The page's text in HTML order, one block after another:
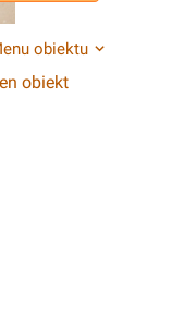
obiektu
obiekt